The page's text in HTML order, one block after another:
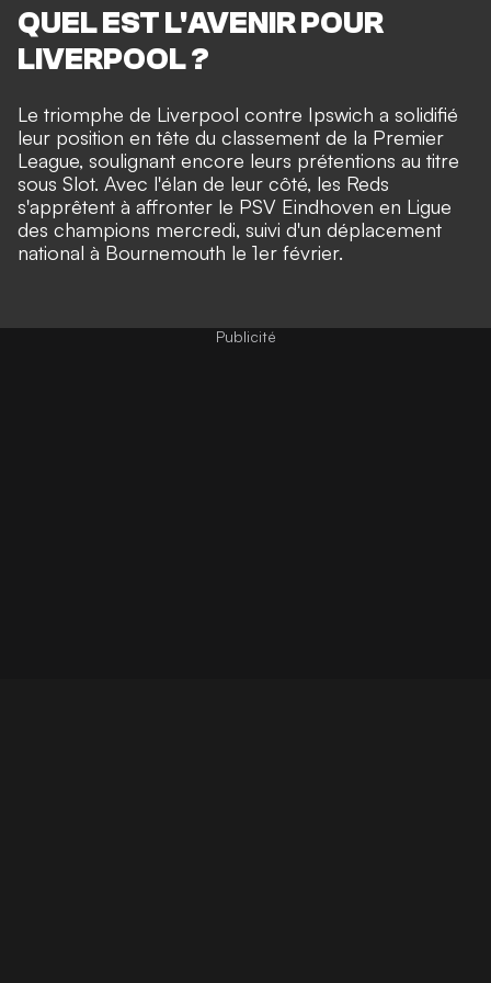
QUEL EST L'AVENIR POUR
LIVERPOOL ?
Le triomphe de Liverpool contre Ipswich a solidifié
leur position en tête du classement de la Premier
League, soulignant encore leurs prétentions au titre
sous Slot. Avec l'élan de leur côté, les Reds
s'apprêtent à affronter le PSV Eindhoven en Ligue
des champions mercredi, suivi d'un déplacement
national à Bournemouth le 1er février.